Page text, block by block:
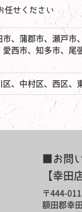
任せください
、蒲郡市、瀬戸市
西市、知多市、尾
、中村区、西区、
■お問
【幸田
〒444-
額田郡幸